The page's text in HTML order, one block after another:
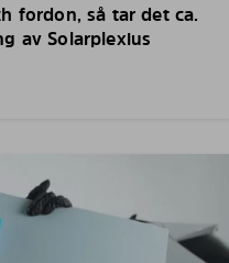
fordon, så tar det ca.
av Solarplexius